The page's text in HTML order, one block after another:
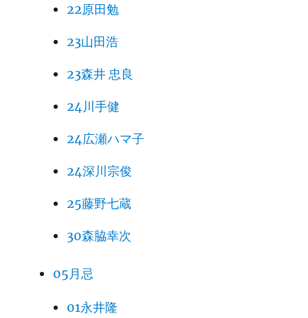
22原田勉
23山田浩
23森井 忠良
24川手健
24広瀬ハマ子
24深川宗俊
25藤野七蔵
30森脇幸次
05月忌
01永井隆